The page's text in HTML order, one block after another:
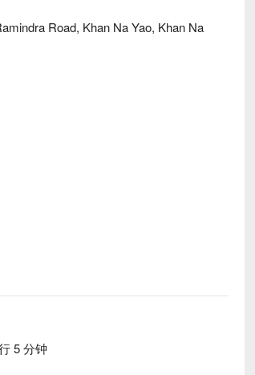
Road, Khan Na Yao, Khan Na
5 分钟